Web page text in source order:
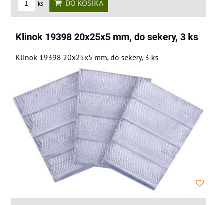
ks DO KOŠÍKA
Klinok 19398 20x25x5 mm, do sekery, 3 ks
Klinok 19398 20x25x5 mm, do sekery, 3 ks